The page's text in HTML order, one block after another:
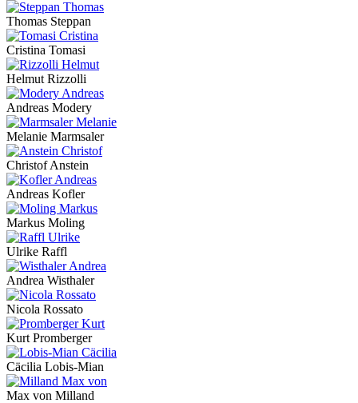
Thomas Steppan
Cristina Tomasi
Helmut Rizzolli
Andreas Modery
Melanie Marmsaler
Christof Anstein
Andreas Kofler
Markus Moling
Ulrike Raffl
Andrea Wisthaler
Nicola Rossato
Kurt Promberger
Cäcilia Lobis-Mian
Max von Milland